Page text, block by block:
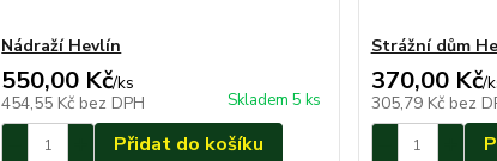
Nádraží Hevlín
550,00 Kč/ks
454,55 Kč bez DPH Skladem 5 ks
Přidat do košíku
Strážní dům
370,00 Kč/
305,79 Kč bez